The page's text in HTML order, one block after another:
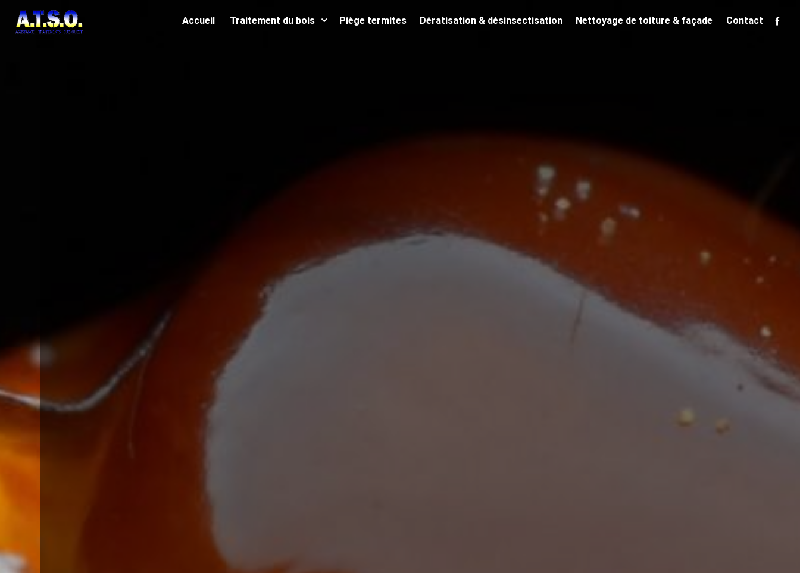
Accueil Traitement du bois Piège termites Dératisation & désinsectisation Nettoyage de toiture & façade Contact